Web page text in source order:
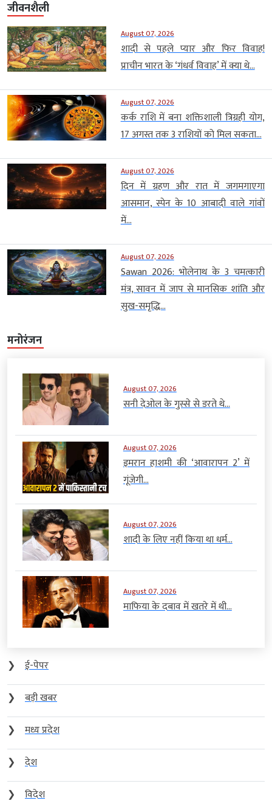
जीवनशैली
August 07, 2026
शादी से पहले प्यार और फिर विवाह!
प्राचीन भारत के ‘गंधर्व विवाह’ में क्या थे...
August 07, 2026
कर्क राशि में बना शक्तिशाली त्रिग्रही योग,
17 अगस्त तक 3 राशियों को मिल सकता...
August 07, 2026
दिन में ग्रहण और रात में जगमगाएगा
आसमान, स्पेन के 10 आबादी वाले गांवों
में...
August 07, 2026
Sawan 2026: भोलेनाथ के 3 चमत्कारी
मंत्र, सावन में जाप से मानसिक शांति और
सुख-समृद्धि...
मनोरंजन
August 07, 2026
सनी देओल के गुस्से से डरते थे...
August 07, 2026
इमरान हाशमी की ‘आवारापन 2’ में
गूंजेगी...
August 07, 2026
शादी के लिए नहीं किया था धर्म...
August 07, 2026
माफिया के दबाव में खतरे में थी...
❯
ई-पेपर
❯
बड़ी खबर
❯
मध्य प्रदेश
❯
देश
❯
विदेश